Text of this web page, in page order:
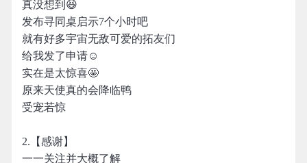
真没想到😆
发布寻同桌启示7个小时吧
就有好多宇宙无敌可爱的拓友们
给我发了申请☺️
实在是太惊喜🤩
原来天使真的会降临鸭
受宠若惊
2.【感谢】
一一关注并大概了解